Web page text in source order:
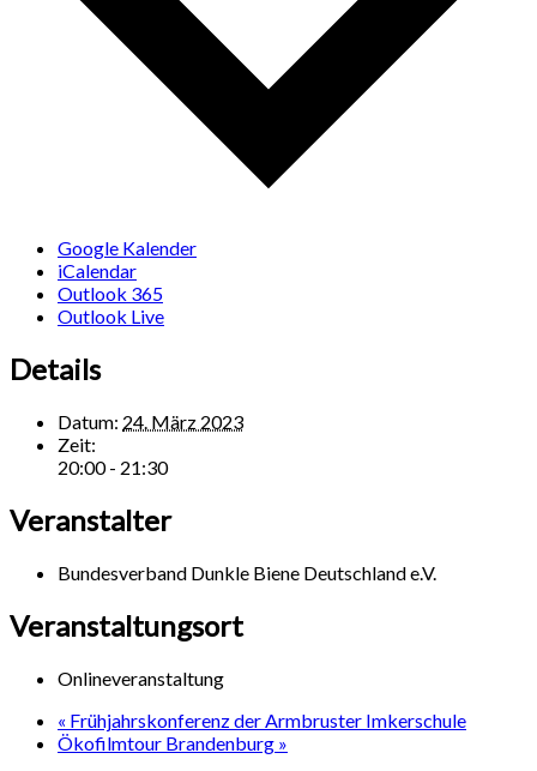
Google Kalender
iCalendar
Outlook 365
Outlook Live
Details
Datum: 24. März 2023
Zeit:
20:00 - 21:30
Veranstalter
Bundesverband Dunkle Biene Deutschland e.V.
Veranstaltungsort
Onlineveranstaltung
« Frühjahrskonferenz der Armbruster Imkerschule
Ökofilmtour Brandenburg »